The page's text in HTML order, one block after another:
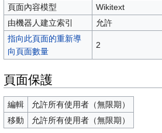
頁面內容模型
Wikitext
由機器人建立索引
允許
指向此頁面的重新導
向頁面數量
2
頁面保護
編輯
允許所有使用者（無限期）
移動
允許所有使用者（無限期）